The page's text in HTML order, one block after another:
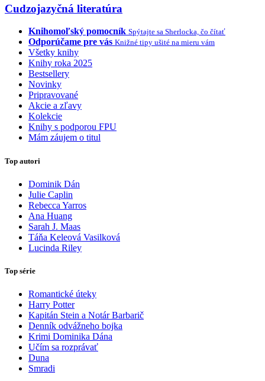
Cudzojazyčná literatúra
Knihomoľský pomocník Spýtajte sa Sherlocka, čo čítať
Odporúčame pre vás Knižné tipy ušité na mieru vám
Všetky knihy
Knihy roka 2025
Bestsellery
Novinky
Pripravované
Akcie a zľavy
Kolekcie
Knihy s podporou FPU
Mám záujem o titul
Top autori
Dominik Dán
Julie Caplin
Rebecca Yarros
Ana Huang
Sarah J. Maas
Táňa Keleová Vasilková
Lucinda Riley
Top série
Romantické úteky
Harry Potter
Kapitán Stein a Notár Barbarič
Denník odvážneho bojka
Krimi Dominika Dána
Učím sa rozprávať
Duna
Smradi